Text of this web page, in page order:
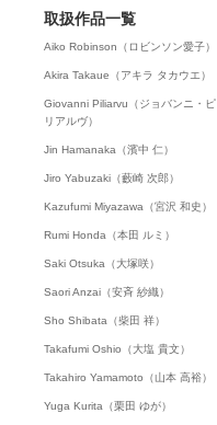
取扱作品一覧
Aiko Robinson（ロビンソン愛子）
Akira Takaue（アキラ タカウエ）
Giovanni Piliarvu（ジョバンニ・ピ
リアルヴ）
Jin Hamanaka（濱中 仁）
Jiro Yabuzaki（藪崎 次郎）
Kazufumi Miyazawa（宮沢 和史）
Rumi Honda（本田 ルミ）
Saki Otsuka（大塚咲）
Saori Anzai（安斉 紗織）
Sho Shibata（柴田 祥）
Takafumi Oshio（大塩 貴文）
Takahiro Yamamoto（山本 高裕）
Yuga Kurita（栗田 ゆが）